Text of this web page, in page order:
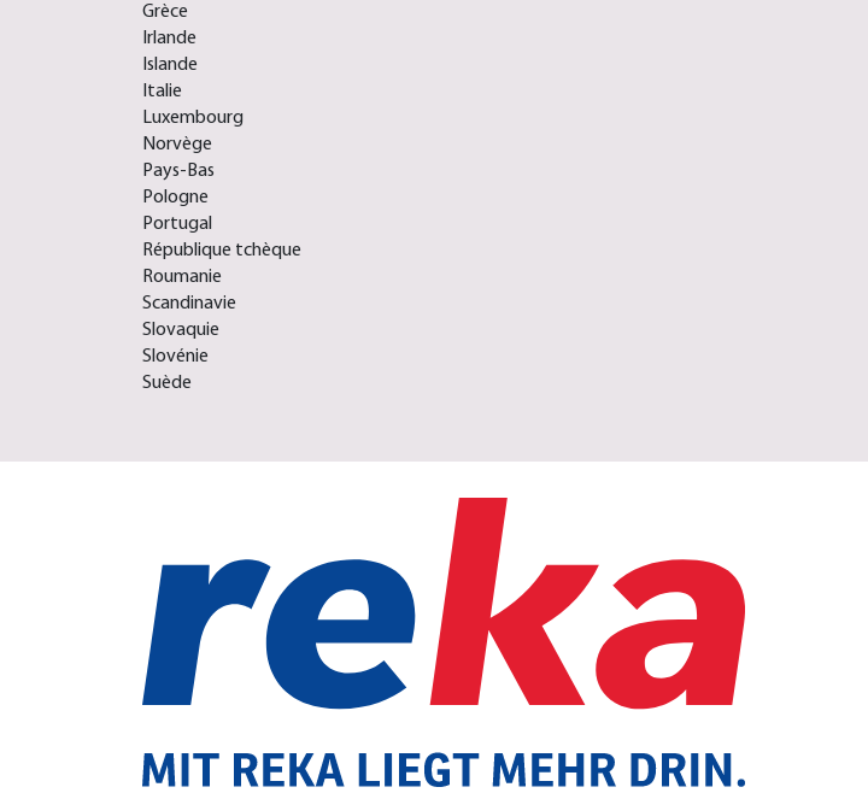
Grèce
Irlande
Islande
Italie
Luxembourg
Norvège
Pays-Bas
Pologne
Portugal
République tchèque
Roumanie
Scandinavie
Slovaquie
Slovénie
Suède